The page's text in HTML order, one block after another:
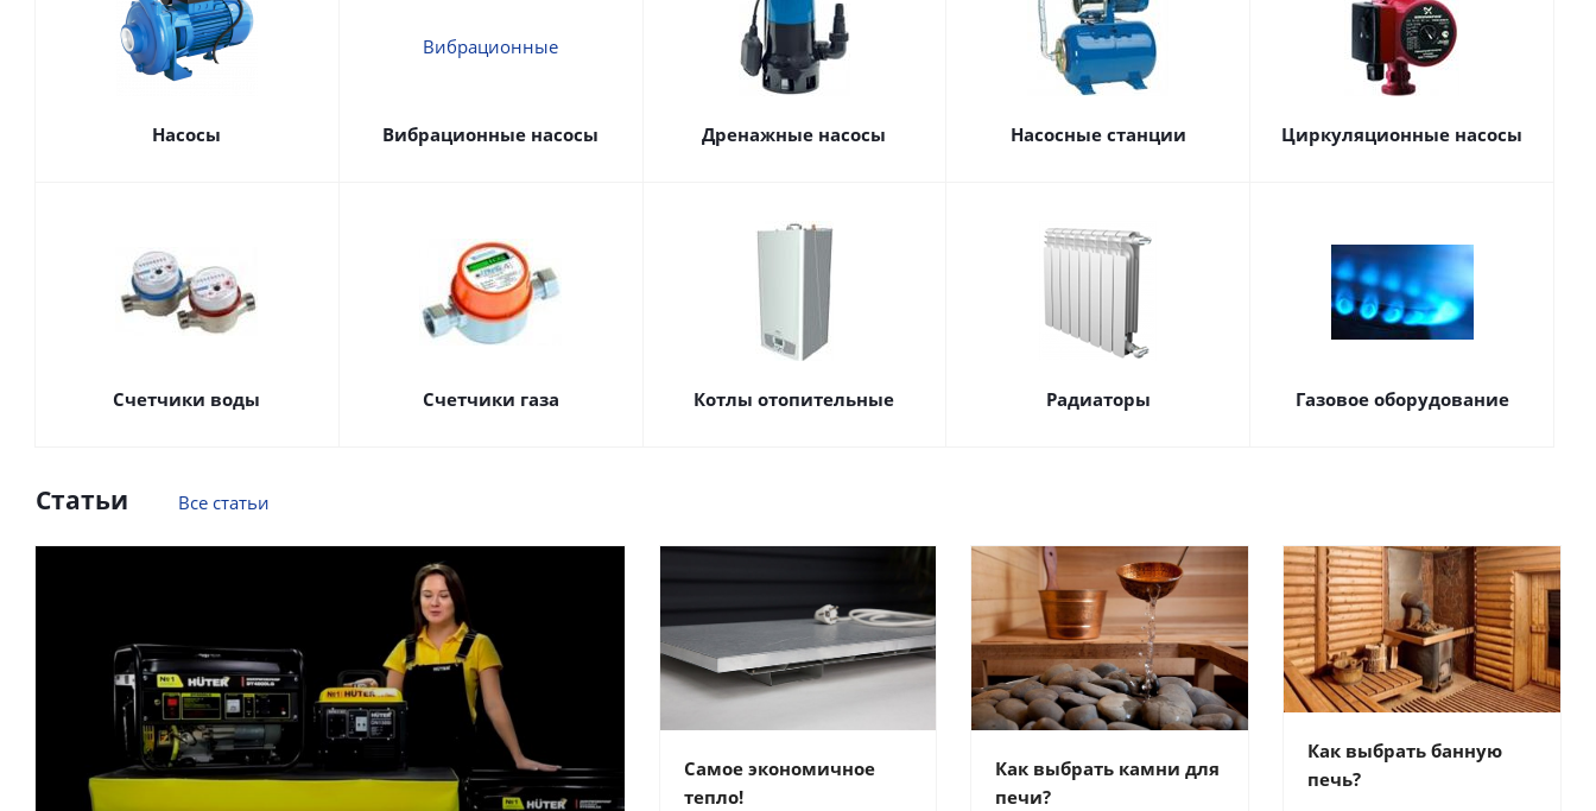
Насосы Вибрационные насосы Дренажные насосы Насосные станции Циркуляционные насосы
Счетчики воды Счетчики газа Котлы отопительные Радиаторы Газовое оборудование
Статьи Все статьи
Самое экономичное
тепло!
Как выбрать камни для
печи?
Как выбрать банную
печь?